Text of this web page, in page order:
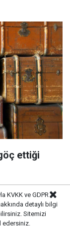
ettiği
KVKK ve GDPR
detaylı bilgi
Sitemizi
edersiniz.